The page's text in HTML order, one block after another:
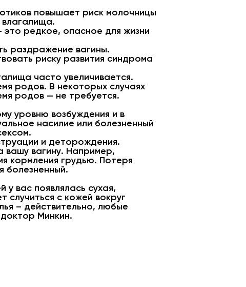
повышает риск молочницы
редкое, опасное для жизни
раздражение вагины.
риску развития синдрома
часто увеличивается.
родов. В некоторых случаях
родов — не требуется.
уровню возбуждения и в
насилие или болезненный
и деторождения.
вашу вагину. Например,
кормления грудью. Потеря
болезненный.
вас появлялась сухая,
с кожей вокруг
– действительно, любые
Минкин.